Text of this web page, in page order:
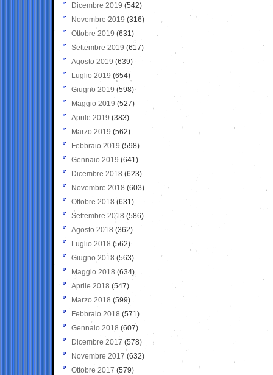
Dicembre 2019 (542)
Novembre 2019 (316)
Ottobre 2019 (631)
Settembre 2019 (617)
Agosto 2019 (639)
Luglio 2019 (654)
Giugno 2019 (598)
Maggio 2019 (527)
Aprile 2019 (383)
Marzo 2019 (562)
Febbraio 2019 (598)
Gennaio 2019 (641)
Dicembre 2018 (623)
Novembre 2018 (603)
Ottobre 2018 (631)
Settembre 2018 (586)
Agosto 2018 (362)
Luglio 2018 (562)
Giugno 2018 (563)
Maggio 2018 (634)
Aprile 2018 (547)
Marzo 2018 (599)
Febbraio 2018 (571)
Gennaio 2018 (607)
Dicembre 2017 (578)
Novembre 2017 (632)
Ottobre 2017 (579)